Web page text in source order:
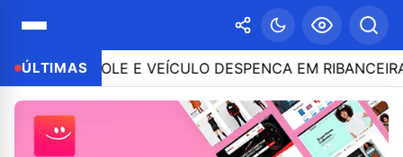
ÚLTIMAS E VEÍCULO DESPENCA EM RIBANCEIRA